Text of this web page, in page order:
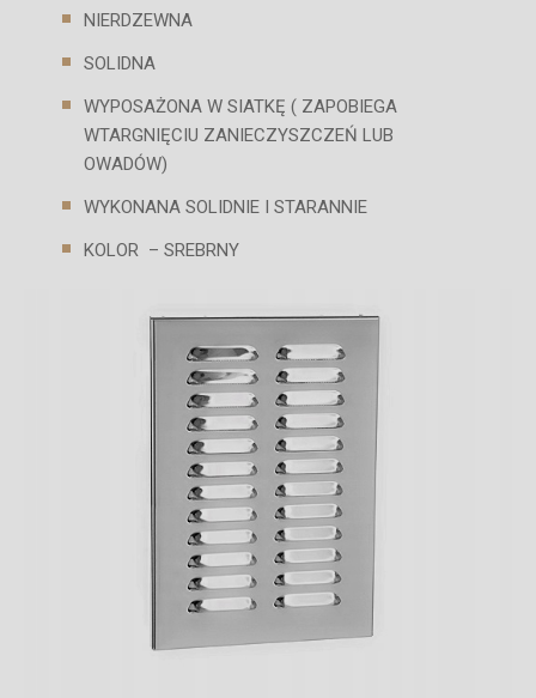
NIERDZEWNA
SOLIDNA
WYPOSAŻONA W SIATKĘ ( ZAPOBIEGA
WTARGNIĘCIU ZANIECZYSZCZEŃ LUB
OWADÓW)
WYKONANA SOLIDNIE I STARANNIE
KOLOR – SREBRNY